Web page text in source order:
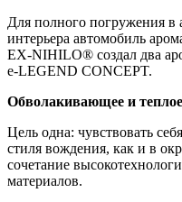
Для полного погружения в
интерьера автомобиль
EX-NIHILO® создал два
e-LEGEND CONCEPT.
Обволакивающее и
Цель одна: чувствовать
стиля вождения, как и в
сочетание
материалов.